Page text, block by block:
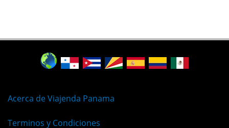
Acerca de Viajenda Panama
Terminos y Condiciones